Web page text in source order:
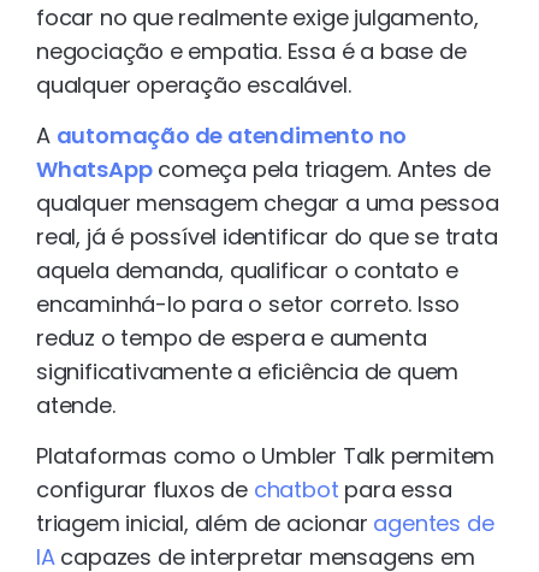
focar no que realmente exige julgamento,
negociação e empatia. Essa é a base de
qualquer operação escalável.
A automação de atendimento no
WhatsAppcomeça pela triagem. Antes de
qualquer mensagem chegar a uma pessoa
real, já é possível identificar do que se trata
aquela demanda, qualificar o contato e
encaminhá-lo para o setor correto. Isso
reduz o tempo de espera e aumenta
significativamente a eficiência de quem
atende.
Plataformas como o Umbler Talk permitem
configurar fluxos de chatbot para essa
triagem inicial, além de acionar agentes de
IAcapazes de interpretar mensagens em